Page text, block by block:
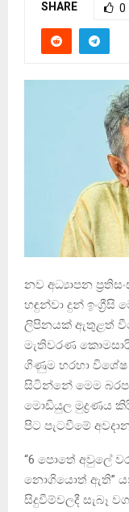
SHARE 0
නව අධ්‍යාපන
හඳුන්වා දුන්
ලිපිනයක් ඇතුළත්
මැතිවරණ
ගිණුම හරහා
සිටින්නේ මෙම
මොඩියුල මුද්‍රණය
පිට පැටවීමේ
“6 පොතේ අවුලේ
නොගියොත් ඇති”
සිදුවීම්වලදී සැබෑ